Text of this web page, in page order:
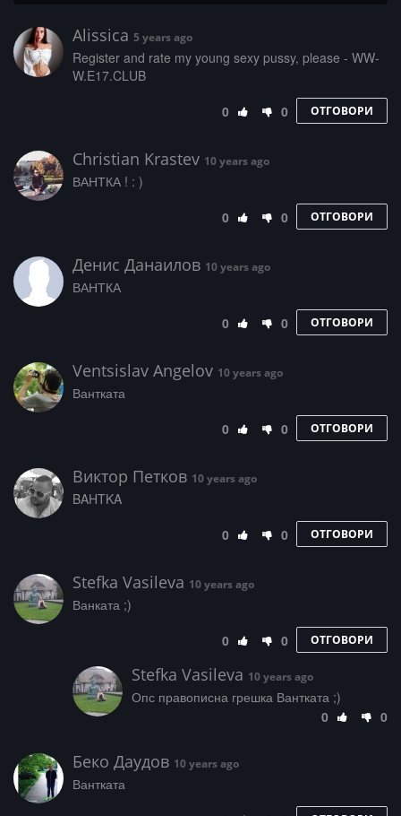
Alissica 5 years ago
­­­R­e­g­i­s­t­e­r­ ­a­n­­d­ ­r­a­t­e­­ ­­­m­­­y­ ­­­y­­o­­u­­­n­g­­ ­­s­e­­­x­­­y­­ ­p­u­s­s­y­­,­ ­­­p­l­­­e­­­a­­s­e­­ ­-­­ ­­­W­W­
W­­­.­­E­1­7­.­­­C­­­L­U­B
0 0 ОТГОВОРИ
Christian Krastev 10 years ago
ВАНТКА ! : )
0 0 ОТГОВОРИ
Денис Данаилов 10 years ago
ВАНТКА
0 0 ОТГОВОРИ
Ventsislav Angelov 10 years ago
Вантката
0 0 ОТГОВОРИ
Виктор Петков 10 years ago
BAHTKA
0 0 ОТГОВОРИ
Stefka Vasileva 10 years ago
Ванката ;)
0 0 ОТГОВОРИ
Stefka Vasileva 10 years ago
Опс правописна грешка Вантката ;)
0
0
Беко Даудов 10 years ago
Вантката